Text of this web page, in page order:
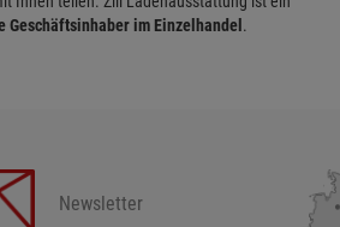
Geschäftsinhaber im Einzelhandel .
Newsletter